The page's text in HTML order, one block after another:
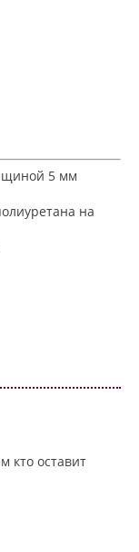
5 мм
на
кто оставит